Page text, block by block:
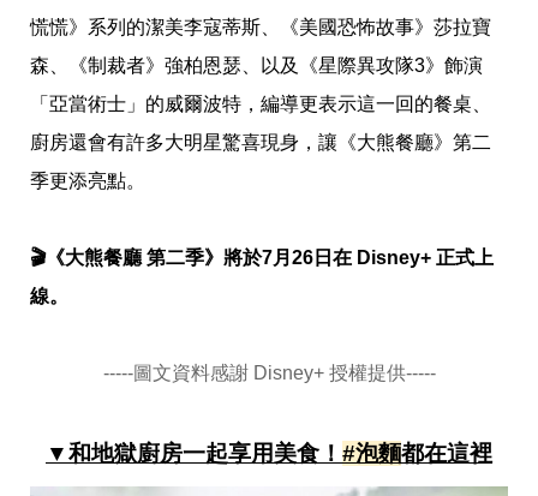
動
健
身
教
學
菜
單
窈
慌慌》系列的潔美李寇蒂斯、《美國恐怖故事》莎拉寶
森、《制裁者》強柏恩瑟、以及《星際異攻隊3》飾演
「亞當術士」的威爾波特，編導更表示這一回的餐桌、
廚房還會有許多大明星驚喜現身，讓《大熊餐廳》第二
季更添亮點。
🎬《大熊餐廳 第二季》將於7月26日在 Disney+ 正式上
線。
-----圖文資料感謝 Disney+ 授權提供-----
▼和地獄廚房一起享用美食！ #泡麵都在這裡